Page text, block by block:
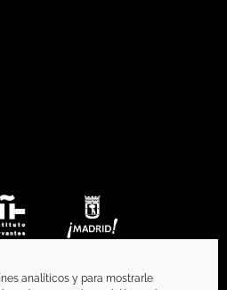
analíticos y para mostrarle